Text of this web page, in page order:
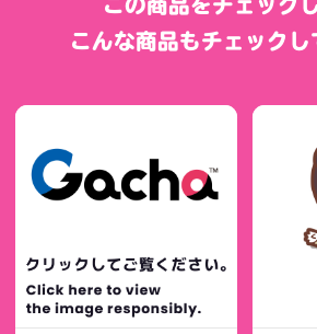
この商品をチェック
こんな商品もチェックし